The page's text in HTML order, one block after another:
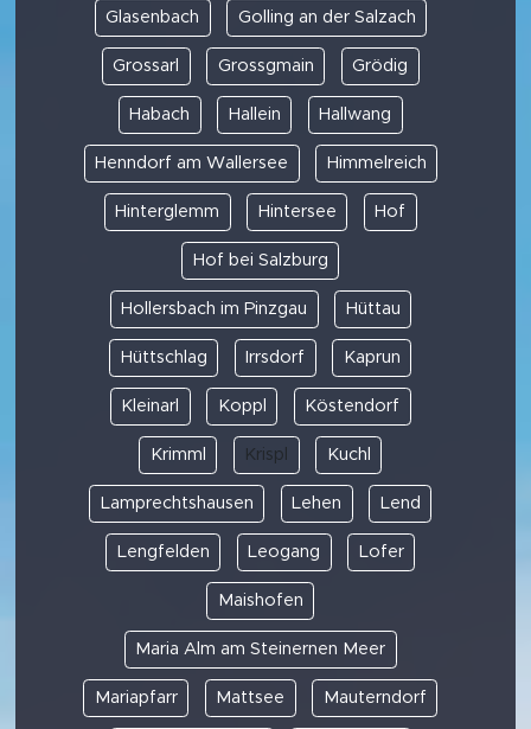
Glasenbach Golling an der Salzach
Grossarl Grossgmain Grödig
Habach Hallein Hallwang
Henndorf am Wallersee Himmelreich
Hinterglemm Hintersee Hof
Hof bei Salzburg
Hollersbach im Pinzgau Hüttau
Hüttschlag Irrsdorf Kaprun
Kleinarl Koppl Köstendorf
Krimml Krispl Kuchl
Lamprechtshausen Lehen Lend
Lengfelden Leogang Lofer
Maishofen
Maria Alm am Steinernen Meer
Mariapfarr Mattsee Mauterndorf